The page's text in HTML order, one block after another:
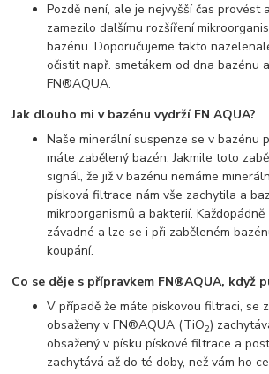
Pozdě není, ale je nejvyšší čas provést
zamezilo dalšímu rozšíření
bazénu. Doporučujeme takto
očistit např. smetákem od dna bazénu
FN®AQUA.
Jak dlouho mi v bazénu vydrží FN AQUA?
Naše minerální suspenze se v bazénu
máte zabělený bazén. Jakmile toto
signál, že již v bazénu nemáme
písková filtrace nám vše zachytila a
mikroorganismů a bakterií.
závadné a lze se i při zaběleném
koupání.
Co se děje s přípravkem FN®AQUA, když
V případě že máte pískovou filtraci, se
obsaženy v FN®AQUA (TiO2)
obsažený v písku pískové filtrace a
zachytává až do té doby, než vám ho